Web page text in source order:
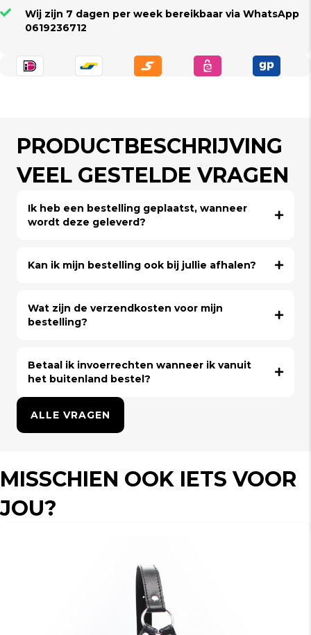
Wij zijn 7 dagen per week bereikbaar via WhatsApp
0619236712
PRODUCTBESCHRIJVING
VEEL GESTELDE VRAGEN
Ik heb een bestelling geplaatst, wanneer
wordt deze geleverd?
Kan ik mijn bestelling ook bij jullie afhalen?
Wat zijn de verzendkosten voor mijn
bestelling?
Betaal ik invoerrechten wanneer ik vanuit
het buitenland bestel?
ALLE VRAGEN
MISSCHIEN OOK IETS VOOR
JOU?